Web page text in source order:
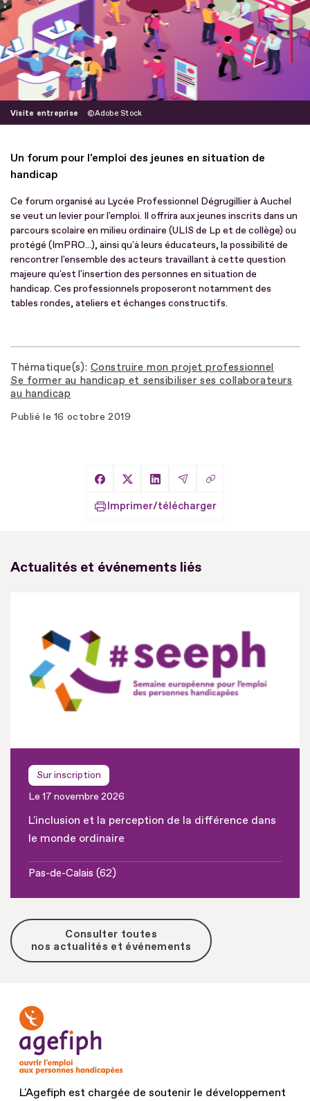
Visite entreprise Adobe Stock
Un forum pour l'emploi des jeunes en situation de
handicap
Ce forum organisé au Lycée Professionnel Dégrugillier à Auchel
se veut un levier pour l'emploi. Il offrira aux jeunes inscrits dans un
parcours scolaire en milieu ordinaire (ULIS de Lp et de collège) ou
protégé (ImPRO...), ainsi qu'à leurs éducateurs, la possibilité de
rencontrer l'ensemble des acteurs travaillant à cette question
majeure qu'est l'insertion des personnes en situation de
handicap. Ces professionnels proposeront notamment des
tables rondes, ateliers et échanges constructifs.
Thématique(s) Construire mon projet professionnel
Se former au handicap et sensibiliser ses collaborateurs
au handicap
Publié le 16 octobre 2019
Partager sur Facebook
Partager sur X
Partager sur LinkedIn
Partager par Email
Copier le lien
Imprimer/télécharger
Actualités et événements liés
Sur inscription
Le 17 novembre 2026
L'inclusion et la perception de la différence dans
le monde ordinaire
Pas-de-Calais (62)
Consulter toutes
nos actualités et événements
L'Agefiph est chargée de soutenir le développement